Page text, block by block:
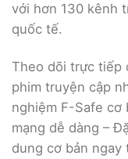
với hơn 130 kênh
quốc tế.
Theo dõi trực tiếp
phim truyện cập
nghiệm F-Safe cơ
mạng dễ dàng –
dung cơ bản ngay